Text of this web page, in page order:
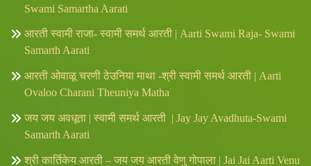
Swami Samartha Aarati
आरती स्वामी राजा- स्वामी समर्थ आरती | Aarti Swami Raja- Swami
Samarth Aarati
आरती ओवाळू चरणी ठेउनिया माथा -श्री स्वामी समर्थ आरती | Aarti
Ovaloo Charani Theuniya Matha
जय जय अवधूता | स्वामी समर्थ आरती | Jay Jay Avadhuta-Swami
Samarth Aarati
श्री कार्तिकेय आरती – जय जय आरती वेणु गोपाला | Jai Jai Aarti Venu